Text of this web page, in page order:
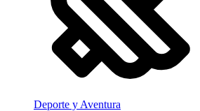
Deporte y Aventura